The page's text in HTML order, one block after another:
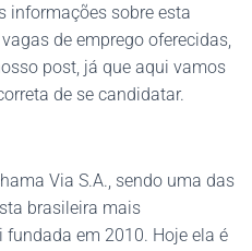
informações sobre esta
de emprego oferecidas,
post, já que aqui vamos
de se candidatar.
Via S.A., sendo uma das
brasileira mais
em 2010. Hoje ela é